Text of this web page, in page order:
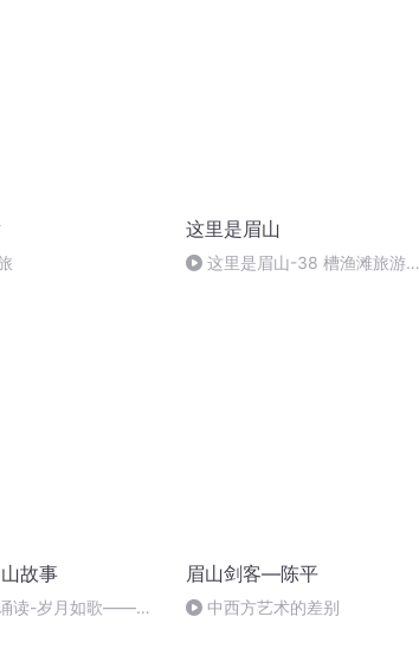
这里是眉山
这里是眉山-38 槽渔滩旅游风
故事
读-岁月如歌——共
眉山剑客—陈平
中西方艺术的差别